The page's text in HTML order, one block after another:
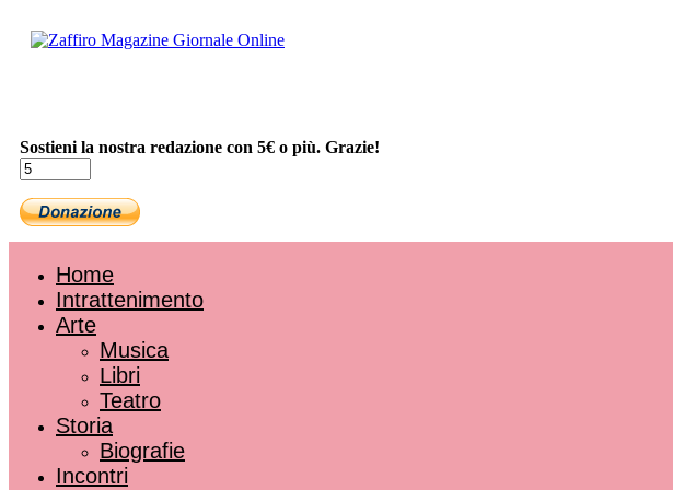
Sostieni la nostra redazione con 5€ o più. Grazie!
Home
Intrattenimento
Arte
Musica
Libri
Teatro
Storia
Biografie
Incontri